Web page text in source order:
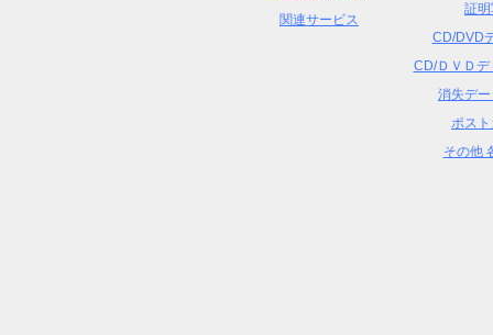
関連サービス
証
CD/DVD
CD/ＤＶＤ
消失デ
ポス
その他